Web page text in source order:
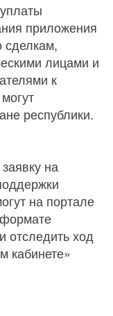
приложения
сделкам,
лицами и
к
республики.
на
на портале
отследить ход
кабинете»